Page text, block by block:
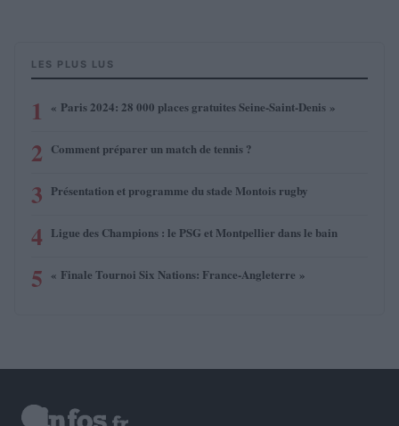
LES PLUS LUS
1 « Paris 2024: 28 000 places gratuites Seine-Saint-Denis »
2 Comment préparer un match de tennis ?
3 Présentation et programme du stade Montois rugby
4 Ligue des Champions : le PSG et Montpellier dans le bain
5 « Finale Tournoi Six Nations: France-Angleterre »